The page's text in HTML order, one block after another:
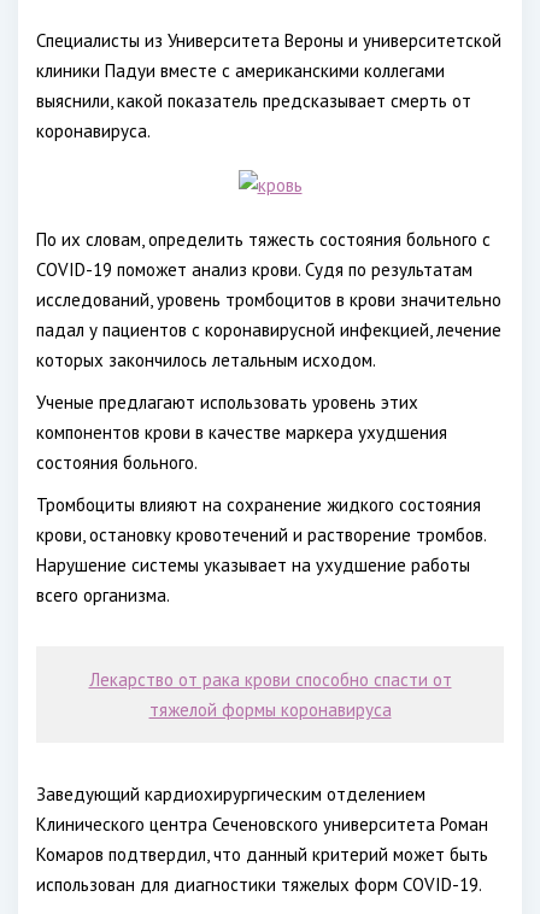
Специалисты из Университета Вероны и университетской
клиники Падуи вместе с американскими коллегами
выяснили, какой показатель предсказывает смерть от
коронавируса.
По их словам, определить тяжесть состояния больного с
COVID-19 поможет анализ крови. Судя по результатам
исследований, уровень тромбоцитов в крови значительно
падал у пациентов с коронавирусной инфекцией, лечение
которых закончилось летальным исходом.
Ученые предлагают использовать уровень этих
компонентов крови в качестве маркера ухудшения
состояния больного.
Тромбоциты влияют на сохранение жидкого состояния
крови, остановку кровотечений и растворение тромбов.
Нарушение системы указывает на ухудшение работы
всего организма.
Лекарство от рака крови способно спасти от
тяжелой формы коронавируса
Заведующий кардиохирургическим отделением
Клинического центра Сеченовского университета Роман
Комаров подтвердил, что данный критерий может быть
использован для диагностики тяжелых форм COVID-19.